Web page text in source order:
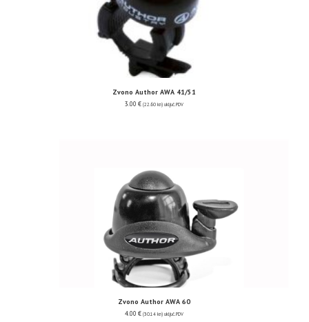
Zvono Author AWA 41/51
3.00 € (22.60 kn) uključ. PDV
Zvono Author AWA 60
4.00 € (30.14 kn) uključ. PDV